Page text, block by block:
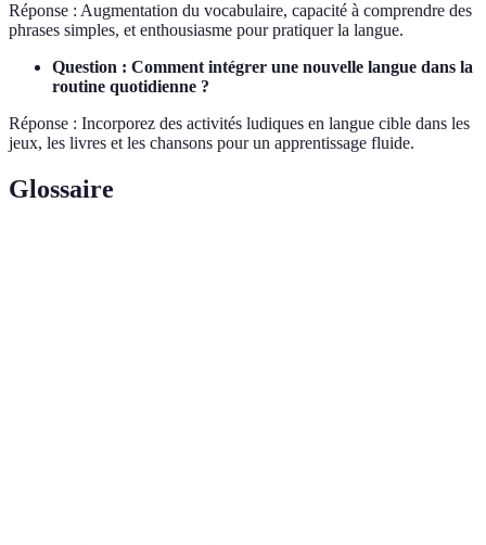
Réponse : Augmentation du vocabulaire, capacité à comprendre des
phrases simples, et enthousiasme pour pratiquer la langue.
Question : Comment intégrer une nouvelle langue dans la
routine quotidienne ?
Réponse : Incorporez des activités ludiques en langue cible dans les
jeux, les livres et les chansons pour un apprentissage fluide.
Glossaire